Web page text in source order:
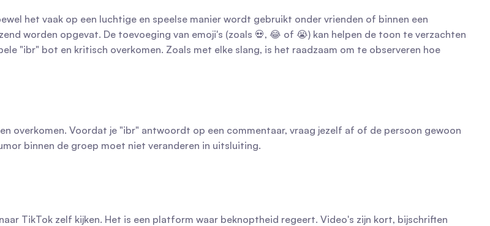
het vaak op een luchtige en speelse manier wordt gebruikt onder vrienden of binnen een
worden opgevat. De toevoeging van emoji's (zoals 💀, 😂 of 😭) kan helpen de toon te verzachten
"ibr" bot en kritisch overkomen. Zoals met elke slang, is het raadzaam om te observeren hoe
overkomen. Voordat je "ibr" antwoordt op een commentaar, vraag jezelf af of de persoon gewoon
binnen de groep moet niet veranderen in uitsluiting.
TikTok zelf kijken. Het is een platform waar beknoptheid regeert. Video's zijn kort, bijschriften